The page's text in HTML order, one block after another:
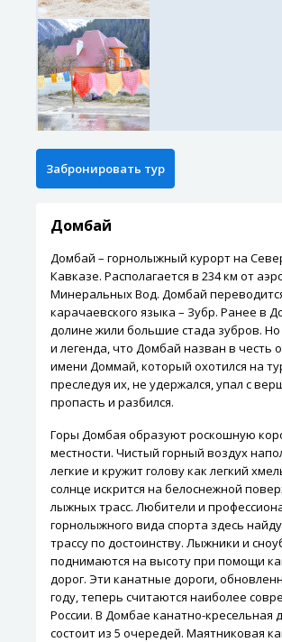
Домбай
Домбай – горнолыжный курорт на
Кавказе. Располагается в 234 км от
Минеральных Вод. Домбай
карачаевского языка – Зубр. Ранее в
долине жили большие стада зубров.
и легенда, что Домбай назван в честь
имени Доммай, который охотился на
преследуя их, не удержался, упал с
пропасть и разбился.
Горы Домбая образуют роскошную
местности. Чистый горный воздух
легкие и кружит голову как легкий
солнце искрится на белоснежной
лыжных трасс. Любители и
горнолыжного вида спорта здесь
трассу по достоинству. Лыжники и
поднимаются на высоту при помощи
дорог. Эти канатные дороги,
году, теперь считаются наиболее
России. В Домбае канатно-кресельная
состоит из 5 очередей. Маятниковая